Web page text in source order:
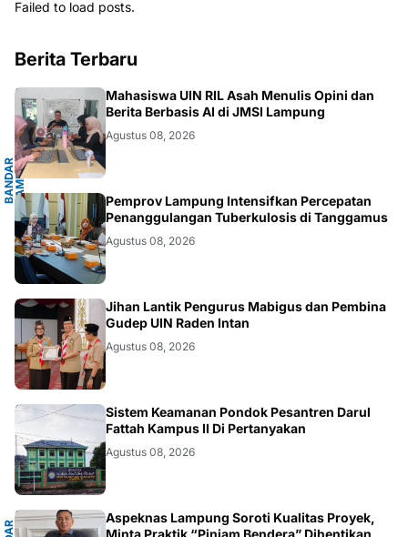
Failed to load posts.
Berita Terbaru
B
A
N
D
A
R
L
A
M
P
U
N
G
.
L
A
M
P
U
NG
Mahasiswa UIN RIL Asah Menulis Opini dan
Berita Berbasis AI di JMSI Lampung
Agustus 08, 2026
.LAMPUNG
Pemprov Lampung Intensifkan Percepatan
Penanggulangan Tuberkulosis di Tanggamus
Agustus 08, 2026
.LAMPUNG
Jihan Lantik Pengurus Mabigus dan Pembina
Gudep UIN Raden Intan
Agustus 08, 2026
LAMPUNG
Sistem Keamanan Pondok Pesantren Darul
Fattah Kampus II Di Pertanyakan
Agustus 08, 2026
Aspeknas Lampung Soroti Kualitas Proyek,
Minta Praktik “Pinjam Bendera” Dihentikan